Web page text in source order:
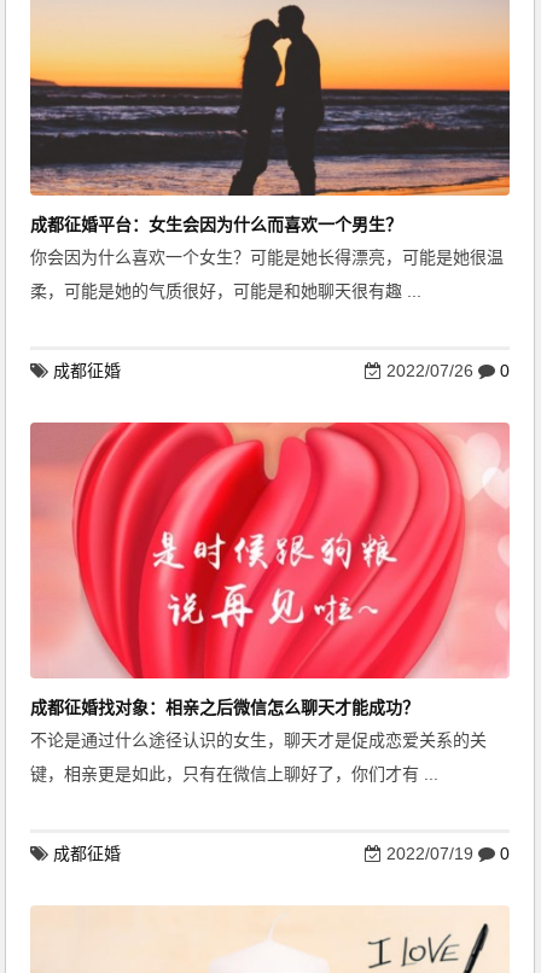
成都征婚平台：女生会因为什么而喜欢一个男生？
你会因为什么喜欢一个女生？可能是她长得漂亮，可能是她很温
柔，可能是她的气质很好，可能是和她聊天很有趣 ...
成都征婚 2022/07/26 0
成都征婚找对象：相亲之后微信怎么聊天才能成功？
不论是通过什么途径认识的女生，聊天才是促成恋爱关系的关
键，相亲更是如此，只有在微信上聊好了，你们才有 ...
成都征婚 2022/07/19 0